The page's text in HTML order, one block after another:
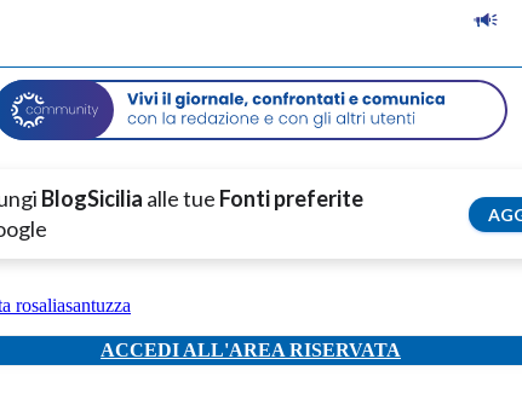
BlogSicilia alle tue Fonti preferite
rosaliasantuzza
ACCEDI ALL'AREA RISERVATA